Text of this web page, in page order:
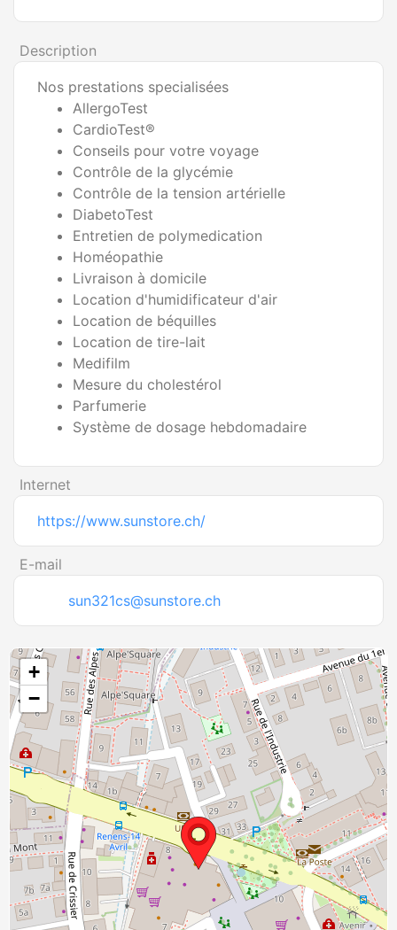
Description
Nos prestations specialisées
AllergoTest
CardioTest®
Conseils pour votre voyage
Contrôle de la glycémie
Contrôle de la tension artérielle
DiabetoTest
Entretien de polymedication
Homéopathie
Livraison à domicile
Location d'humidificateur d'air
Location de béquilles
Location de tire-lait
Medifilm
Mesure du cholestérol
Parfumerie
Système de dosage hebdomadaire
Internet
https://www.sunstore.ch/
E-mail
sun321cs@sunstore.ch
+
−